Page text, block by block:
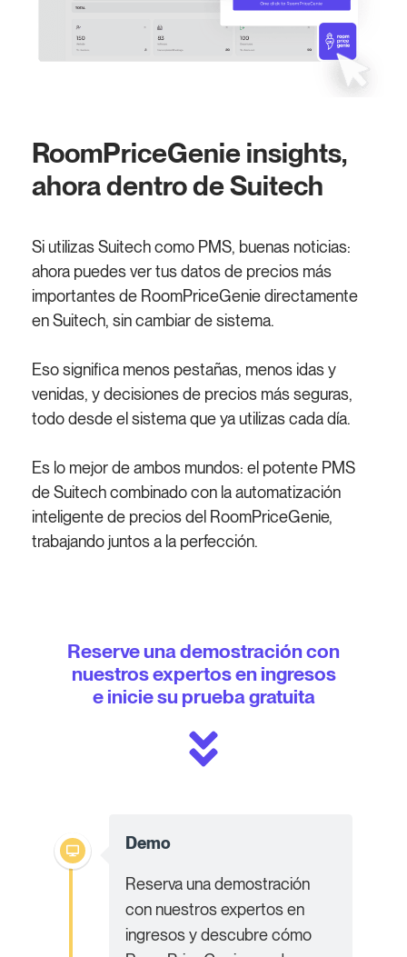
RoomPriceGenie insights,
ahora dentro de Suitech
Si utilizas Suitech como PMS, buenas noticias:
ahora puedes ver tus datos de precios más
importantes de RoomPriceGenie directamente
en Suitech, sin cambiar de sistema.
Eso significa menos pestañas, menos idas y
venidas, y decisiones de precios más seguras,
todo desde el sistema que ya utilizas cada día.
Es lo mejor de ambos mundos: el potente PMS
de Suitech combinado con la automatización
inteligente de precios del RoomPriceGenie,
trabajando juntos a la perfección.
Reserve una demostración con
nuestros expertos en ingresos
e inicie su prueba gratuita
Demo
Reserva una demostración
con nuestros expertos en
ingresos y descubre cómo